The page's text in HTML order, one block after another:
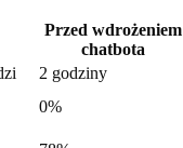
Przed wdrożeniem
chatbota
2 godziny
0%